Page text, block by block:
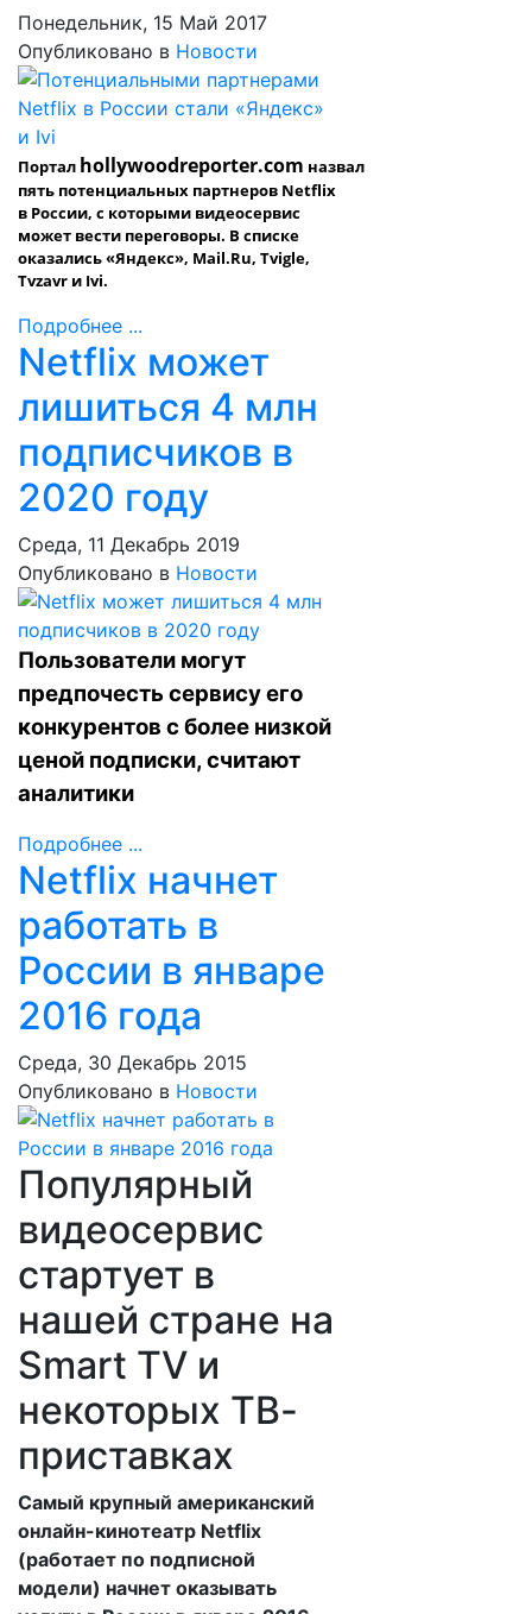
Понедельник, 15 Май 2017
Опубликовано в Новости
Портал hollywoodreporter.com назвал
пять потенциальных партнеров Netflix
в России, с которыми видеосервис
может вести переговоры. В списке
оказались «Яндекс», Mail.Ru, Tvigle,
Tvzavr и Ivi.
Подробнее ...
Netflix может
лишиться 4 млн
подписчиков в
2020 году
Среда, 11 Декабрь 2019
Опубликовано в Новости
Пользователи могут
предпочесть сервису его
конкурентов с более низкой
ценой подписки, считают
аналитики
Подробнее ...
Netflix начнет
работать в
России в январе
2016 года
Среда, 30 Декабрь 2015
Опубликовано в Новости
Популярный
видеосервис
стартует в
нашей стране на
Smart TV и
некоторых ТВ-
приставках
Самый крупный американский
онлайн-кинотеатр Netflix
(работает по подписной
модели) начнет оказывать